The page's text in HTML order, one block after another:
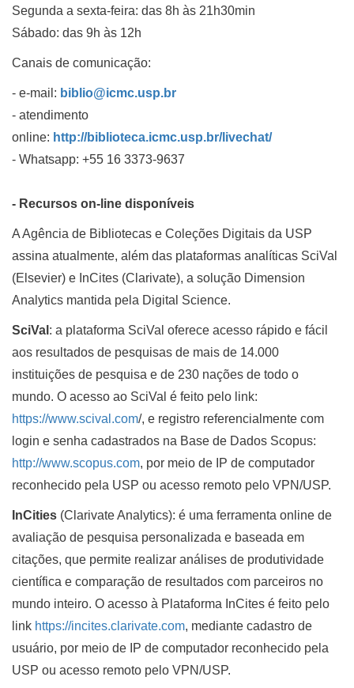
Segunda a sexta-feira: das 8h às 21h30min
Sábado: das 9h às 12h
Canais de comunicação:
- e-mail: biblio@icmc.usp.br
- atendimento
online: http://biblioteca.icmc.usp.br/livechat/
- Whatsapp: +55 16 3373-9637
- Recursos on-line disponíveis
A Agência de Bibliotecas e Coleções Digitais da USP
assina atualmente, além das plataformas analíticas SciVal
(Elsevier) e InCites (Clarivate), a solução Dimension
Analytics mantida pela Digital Science.
SciVal : a plataforma SciVal oferece acesso rápido e fácil
aos resultados de pesquisas de mais de 14.000
instituições de pesquisa e de 230 nações de todo o
mundo. O acesso ao SciVal é feito pelo link:
https://www.scival.com/, e registro referencialmente com
login e senha cadastrados na Base de Dados Scopus:
http://www.scopus.com, por meio de IP de computador
reconhecido pela USP ou acesso remoto pelo VPN/USP.
InCities (Clarivate Analytics): é uma ferramenta online de
avaliação de pesquisa personalizada e baseada em
citações, que permite realizar análises de produtividade
científica e comparação de resultados com parceiros no
mundo inteiro. O acesso à Plataforma InCites é feito pelo
link https://incites.clarivate.com, mediante cadastro de
usuário, por meio de IP de computador reconhecido pela
USP ou acesso remoto pelo VPN/USP.